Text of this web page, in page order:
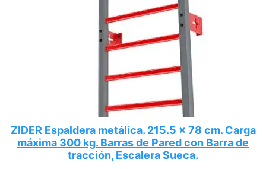
ZIDER Espaldera metálica. 215.5 x 78 cm. Carga
máxima 300 kg. Barras de Pared con Barra de
tracción, Escalera Sueca.